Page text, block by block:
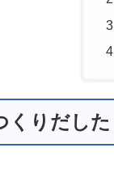
くりだした